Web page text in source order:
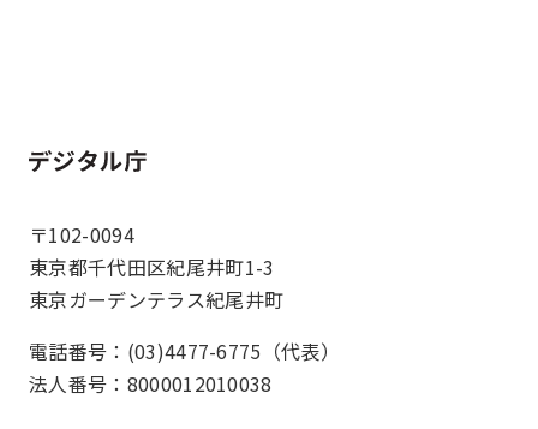
ホーム
〒102-0094
東京都千代田区紀尾井町1-3
東京ガーデンテラス紀尾井町
電話番号：(03)4477-6775（代表）
法人番号：8000012010038